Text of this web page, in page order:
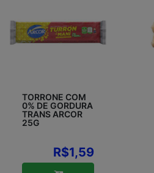
TORRONE COM
0% DE GORDURA
TRANS ARCOR
25G
R$1,59